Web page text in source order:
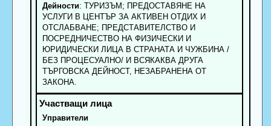
Дейности: ТУРИЗЪМ; ПРЕДОСТАВЯНЕ НА
УСЛУГИ В ЦЕНТЪР ЗА АКТИВЕН ОТДИХ И
ОТСЛАБВАНЕ; ПРЕДСТАВИТЕЛСТВО И
ПОСРЕДНИЧЕСТВО НА ФИЗИЧЕСКИ И
ЮРИДИЧЕСКИ ЛИЦА В СТРАНАТА И ЧУЖБИНА /
БЕЗ ПРОЦЕСУАЛНО/ И ВСЯКАКВА ДРУГА
ТЪРГОВСКА ДЕЙНОСТ, НЕЗАБРАНЕНА ОТ
ЗАКОНА.
Управители